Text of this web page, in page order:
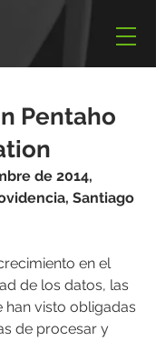
Pentaho
de 2014,
Santiago
en el
de los datos, las
han visto obligadas
de procesar y